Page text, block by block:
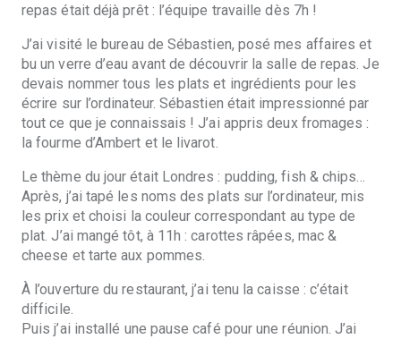
repas était déjà prêt : l’équipe travaille dès 7h !
J’ai visité le bureau de Sébastien, posé mes affaires et
bu un verre d’eau avant de découvrir la salle de repas. Je
devais nommer tous les plats et ingrédients pour les
écrire sur l’ordinateur. Sébastien était impressionné par
tout ce que je connaissais ! J’ai appris deux fromages :
la fourme d’Ambert et le livarot.
Le thème du jour était Londres : pudding, fish & chips…
Après, j’ai tapé les noms des plats sur l’ordinateur, mis
les prix et choisi la couleur correspondant au type de
plat. J’ai mangé tôt, à 11h : carottes râpées, mac &
cheese et tarte aux pommes.
À l’ouverture du restaurant, j’ai tenu la caisse : c’était
difficile.
Puis j’ai installé une pause café pour une réunion. J’ai